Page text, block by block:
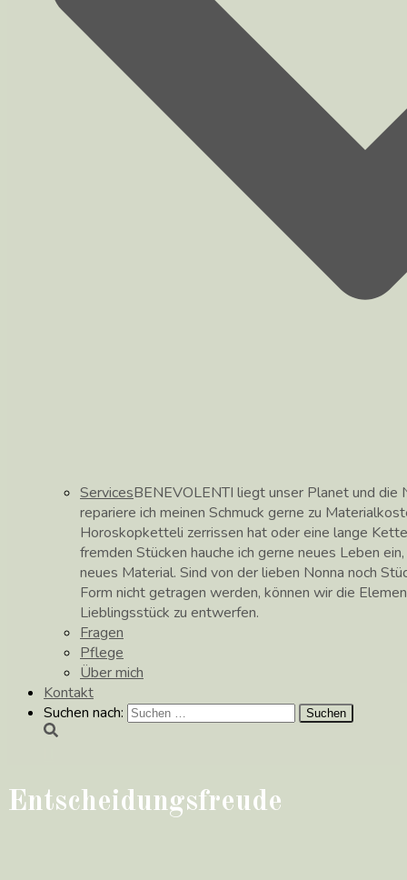
ServicesBENEVOLENTI liegt unser Planet und die
repariere ich meinen Schmuck gerne zu
Horoskopketteli zerrissen hat oder eine lange
fremden Stücken hauche ich gerne neues Leben
neues Material. Sind von der lieben Nonna noch
Form nicht getragen werden, können wir die
Lieblingsstück zu entwerfen.
Fragen
Pflege
Über mich
Kontakt
Suchen nach:
Entscheidungsfreude